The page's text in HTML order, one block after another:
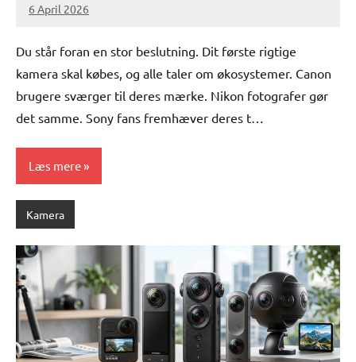
6 April 2026
lucas
No
Du står foran en stor beslutning. Dit første rigtige
kamera skal købes, og alle taler om økosystemer. Canon
brugere sværger til deres mærke. Nikon fotografer gør
det samme. Sony fans fremhæver deres t…
Læs mere
Kamera